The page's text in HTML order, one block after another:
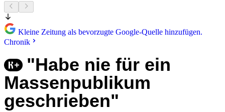
Kleine Zeitung als bevorzugte Google-Quelle hinzufügen.
Chronik
"Habe nie für ein
Massenpublikum
geschrieben"